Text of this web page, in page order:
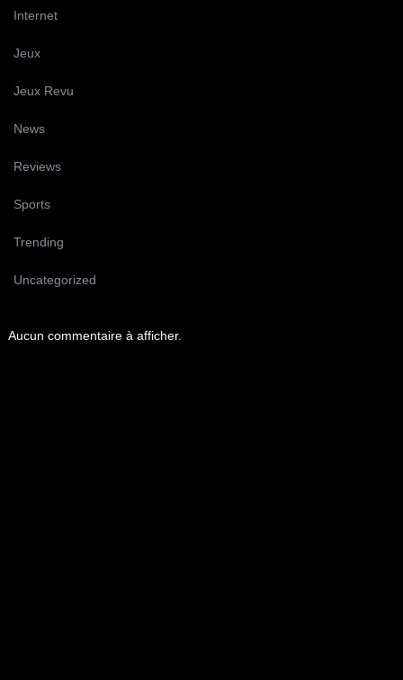
Internet
Jeux
Jeux Revu
News
Reviews
Sports
Trending
Uncategorized
Aucun commentaire à afficher.